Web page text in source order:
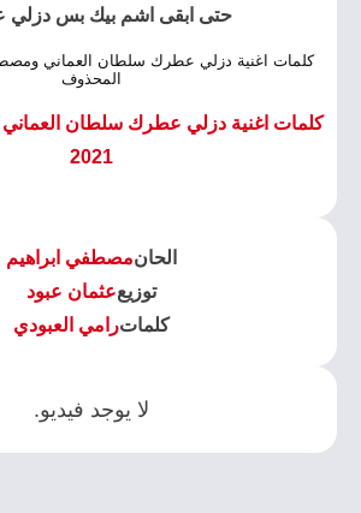
حتى ابقى اشم بيك بس
كلمات اغنية دزلي عطرك سلطان العماني
المحذوف
كلمات اغنية دزلي عطرك سلطان
2021
الحانمصطفي ابراهيم
توزيععثمان عبود
كلماترامي العبودي
لا يوجد فيديو.